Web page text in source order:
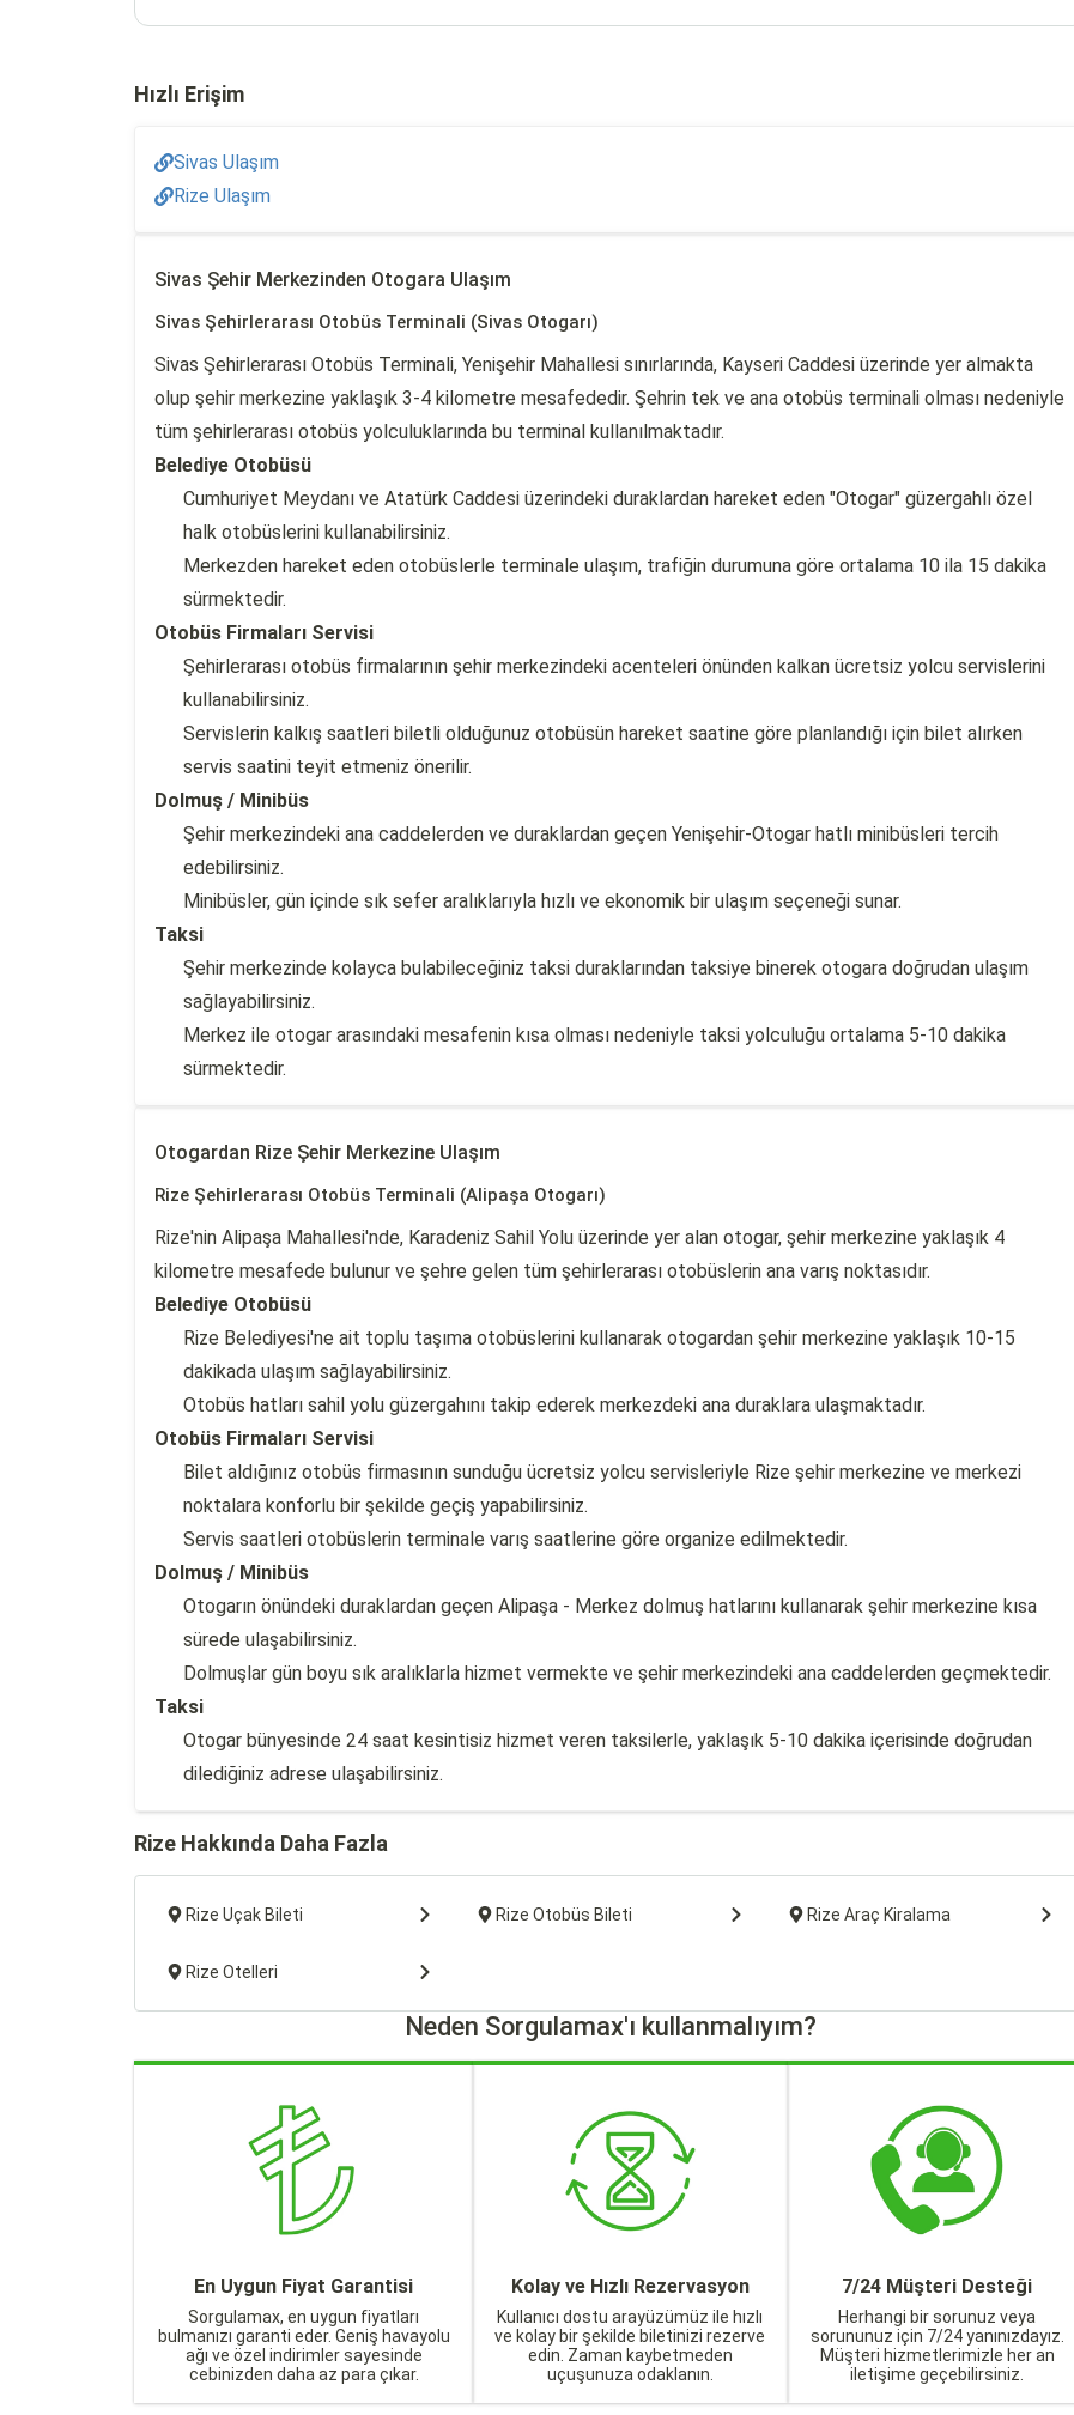
Hızlı Erişim
Sivas Ulaşım
Rize Ulaşım
Sivas Şehir Merkezinden Otogara Ulaşım
Sivas Şehirlerarası Otobüs Terminali (Sivas Otogarı)
Sivas Şehirlerarası Otobüs Terminali, Yenişehir Mahallesi sınırlarında, Kayseri Caddesi üzerinde yer almakta
olup şehir merkezine yaklaşık 3-4 kilometre mesafededir. Şehrin tek ve ana otobüs terminali olması nedeniyle
tüm şehirlerarası otobüs yolculuklarında bu terminal kullanılmaktadır.
Belediye Otobüsü
Cumhuriyet Meydanı ve Atatürk Caddesi üzerindeki duraklardan hareket eden "Otogar" güzergahlı özel
halk otobüslerini kullanabilirsiniz.
Merkezden hareket eden otobüslerle terminale ulaşım, trafiğin durumuna göre ortalama 10 ila 15 dakika
sürmektedir.
Otobüs Firmaları Servisi
Şehirlerarası otobüs firmalarının şehir merkezindeki acenteleri önünden kalkan ücretsiz yolcu servislerini
kullanabilirsiniz.
Servislerin kalkış saatleri biletli olduğunuz otobüsün hareket saatine göre planlandığı için bilet alırken
servis saatini teyit etmeniz önerilir.
Dolmuş / Minibüs
Şehir merkezindeki ana caddelerden ve duraklardan geçen Yenişehir-Otogar hatlı minibüsleri tercih
edebilirsiniz.
Minibüsler, gün içinde sık sefer aralıklarıyla hızlı ve ekonomik bir ulaşım seçeneği sunar.
Taksi
Şehir merkezinde kolayca bulabileceğiniz taksi duraklarından taksiye binerek otogara doğrudan ulaşım
sağlayabilirsiniz.
Merkez ile otogar arasındaki mesafenin kısa olması nedeniyle taksi yolculuğu ortalama 5-10 dakika
sürmektedir.
Otogardan Rize Şehir Merkezine Ulaşım
Rize Şehirlerarası Otobüs Terminali (Alipaşa Otogarı)
Rize'nin Alipaşa Mahallesi'nde, Karadeniz Sahil Yolu üzerinde yer alan otogar, şehir merkezine yaklaşık 4
kilometre mesafede bulunur ve şehre gelen tüm şehirlerarası otobüslerin ana varış noktasıdır.
Belediye Otobüsü
Rize Belediyesi'ne ait toplu taşıma otobüslerini kullanarak otogardan şehir merkezine yaklaşık 10-15
dakikada ulaşım sağlayabilirsiniz.
Otobüs hatları sahil yolu güzergahını takip ederek merkezdeki ana duraklara ulaşmaktadır.
Otobüs Firmaları Servisi
Bilet aldığınız otobüs firmasının sunduğu ücretsiz yolcu servisleriyle Rize şehir merkezine ve merkezi
noktalara konforlu bir şekilde geçiş yapabilirsiniz.
Servis saatleri otobüslerin terminale varış saatlerine göre organize edilmektedir.
Dolmuş / Minibüs
Otogarın önündeki duraklardan geçen Alipaşa - Merkez dolmuş hatlarını kullanarak şehir merkezine kısa
sürede ulaşabilirsiniz.
Dolmuşlar gün boyu sık aralıklarla hizmet vermekte ve şehir merkezindeki ana caddelerden geçmektedir.
Taksi
Otogar bünyesinde 24 saat kesintisiz hizmet veren taksilerle, yaklaşık 5-10 dakika içerisinde doğrudan
dilediğiniz adrese ulaşabilirsiniz.
Rize Hakkında Daha Fazla
Rize Uçak Bileti Rize Otobüs Bileti Rize Araç Kiralama
Rize Otelleri
Neden Sorgulamax'ı kullanmalıyım?
En Uygun Fiyat Garantisi
Sorgulamax, en uygun fiyatları
bulmanızı garanti eder. Geniş havayolu
ağı ve özel indirimler sayesinde
cebinizden daha az para çıkar.
Kolay ve Hızlı Rezervasyon
Kullanıcı dostu arayüzümüz ile hızlı
ve kolay bir şekilde biletinizi rezerve
edin. Zaman kaybetmeden
uçuşunuza odaklanın.
7/24 Müşteri Desteği
Herhangi bir sorunuz veya
sorununuz için 7/24 yanınızdayız.
Müşteri hizmetlerimizle her an
iletişime geçebilirsiniz.